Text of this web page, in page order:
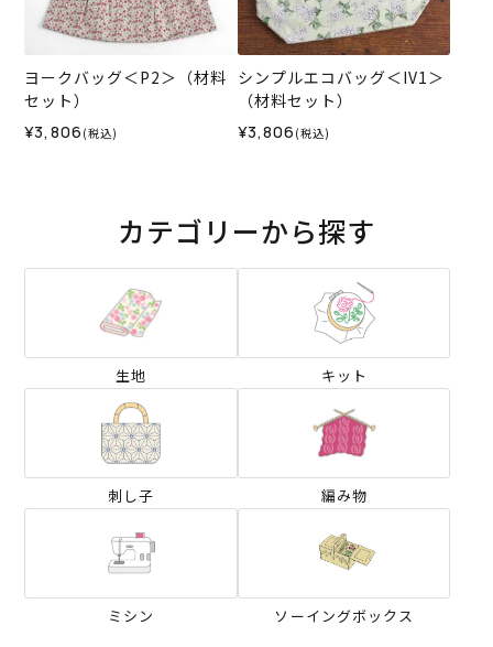
ヨークバッグ＜P2＞（材料
セット）
¥3,806 (税込)
シンプルエコバッグ＜IV1＞
（材料セット）
¥3,806 (税込)
カテゴリーから探す
生地 キット
刺し子 編み物
ミシン ソーイングボックス